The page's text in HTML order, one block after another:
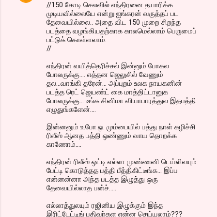
//150 கோடி செலவில் எந்திரனை தயாரிக்க
முடியவில்லையே என்று ஐங்கரன் வருத்தப் பட
தேவையில்லை.. அதை விட 150 முறை சிறந்த
படத்தை வழங்கியதற்காக காலமெல்லாம் பெருமைப்
பட்டுக் கொள்ளலாம்.
//
எந்திரன் வயித்தெரிச்சல் இன்னும் போகல
போலருக்கு.... எத்தன ஜெலுசில் வேணும்
தல...வாங்கி தரேன்... அப்புறம் உலக நாயகனின்
படத்த ரெட் ஜெயண்ட் கை மாத்திட்டானுக‌
போலருக்கு... உங்க சினிமா வியாபாரத்துல இதபத்தி
எழுதுங்களேன்....
இன்னனும் உ.போ.ஒ. மும்பையில் பத்து நாள் கழிச்சி
ரிலீஸ் ஆனத பத்தி ஒண்ணும் வாய தொறக்க
காணோம்....
எந்திரன் ரிலீஸ் ஒட்டி எல்லா முண்ணனி டெய்லிலயும்
பேட்டி கொடுத்தத பத்தி பீத்திகிட்டீங்க... இப்ப
என்னன்னா அந்த படத்த இழுத்து ஒரு
தேவையில்லாத பன்ச்.....
எல்லாத்துலயும் ரஜினிய இழுக்கும் இந்த
இரிட்டேட்டிங் பதிவர்கள என்ன செய்யலாம்???